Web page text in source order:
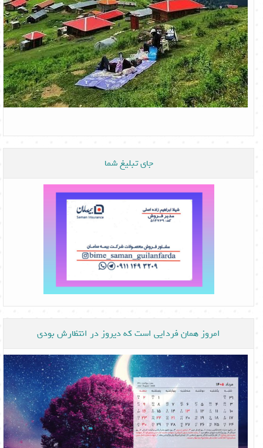
جای تبلیغ شما
امروز همان فردایی است که دیروز در انتظارش بودی